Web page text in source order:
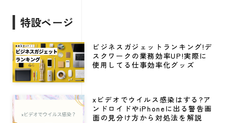
特設ページ
ビジネスガジェットランキング!デ
スクワークの業務効率UP!実際に
使用してる仕事効率化グッズ
xビデオでウイルス感染はする?ア
ンドロイドやiPhoneに出る警告画
面の見分け方から対処法を解説